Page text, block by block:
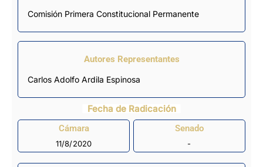
Comisión Primera Constitucional Permanente
Autores Representantes
Carlos Adolfo Ardila Espinosa
Fecha de Radicación
Cámara
11/8/2020
Senado
-